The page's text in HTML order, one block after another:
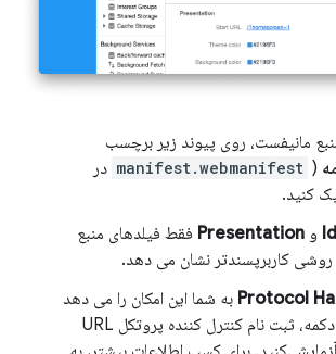
مانیفست، روی پیوند زیر برچسب
(
manifest.webmanifest در
کنید.
و Presentation فقط فیلدهای منبع
روشی کاربرپسندتر نشان می دهد.
Protocol به ​​شما این امکان را می دهد
تا با کلیک یک دکمه، ثبت نام کنترل کننده پروتکل URL